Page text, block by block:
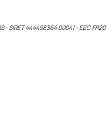
- SIRET 444498364 00041 - EEC FR20